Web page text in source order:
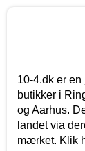
10-4.dk er
butikker i
og Aarhus.
landet via
mærket. Klik